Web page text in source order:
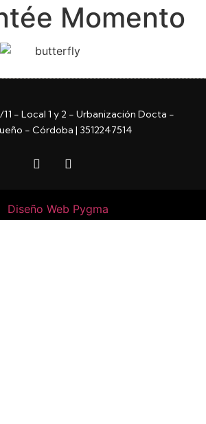
Momento
- Local 1 y 2 - Urbanización Docta -
- Córdoba | 3512247514